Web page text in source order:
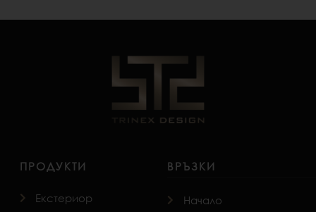
ПРОДУКТИ
Екстериор
ВРЪЗКИ
Начало